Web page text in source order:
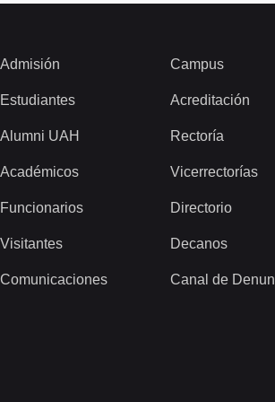
Admisión
Estudiantes
Alumni UAH
Académicos
Funcionarios
Visitantes
Comunicaciones
Campus
Acreditación
Rectoría
Vicerrectorías
Directorio
Decanos
Canal de